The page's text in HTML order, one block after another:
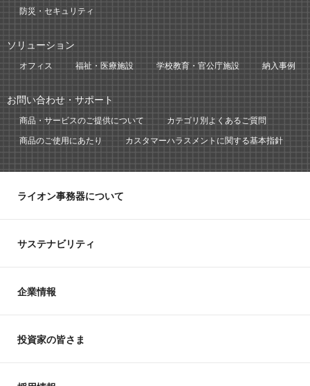
防災・セキュリティ
ソリューション
オフィス 福祉・医療施設 学校教育・官公庁施設 納入事例
お問い合わせ・サポート
商品・サービスのご提供について
カテゴリ別よくあるご質問
商品のご使用にあたり
カスタマーハラスメントに関する基本指針
ライオン事務器について
サステナビリティ
企業情報
投資家の皆さま